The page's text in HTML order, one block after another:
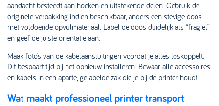
aandacht besteedt aan hoeken en uitstekende delen. Gebruik de
originele verpakking indien beschikbaar, anders een stevige doos
met voldoende opvulmateriaal. Label de doos duidelijk als “fragiel”
en geef de juiste oriëntatie aan.
Maak foto’s van de kabelaansluitingen voordat je alles loskoppelt.
Dit bespaart tijd bij het opnieuw installeren. Bewaar alle accessoires
en kabels in een aparte, gelabelde zak die je bij de printer houdt.
Wat maakt professioneel printer transport